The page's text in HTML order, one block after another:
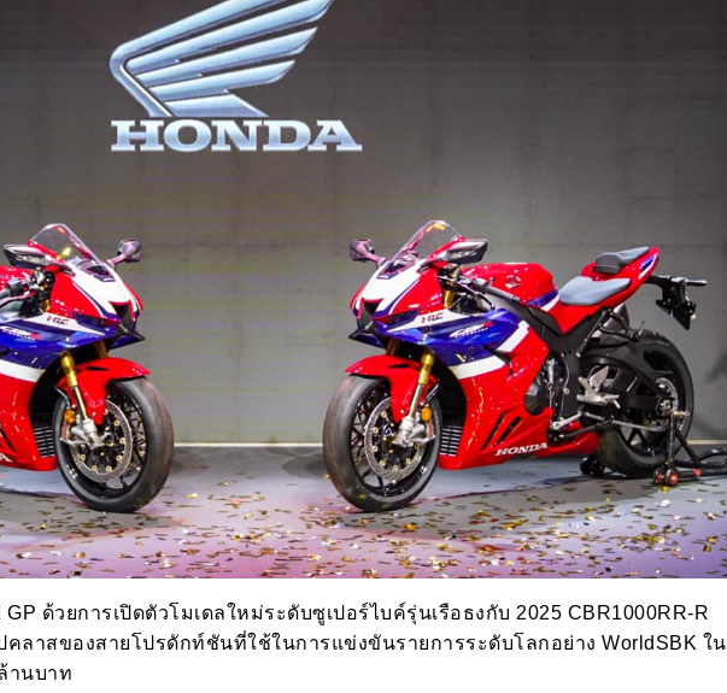
ด้วยการเปิดตัวโมเดลใหม่ระดับซูเปอร์ไบค์รุ่นเรือธงกับ 2025 CBR1000RR-R
ลาสของสายโปรดักท์ชันที่ใช้ในการแข่งขันรายการระดับโลกอย่าง WorldSBK ใน
านบาท